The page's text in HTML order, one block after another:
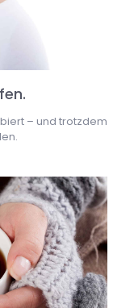
– und trotzdem